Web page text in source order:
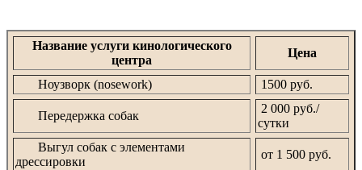
Название услуги кинологического
центра
Цена
Ноузворк (nosework) 1500 руб.
Передержка собак
2 000 руб./
сутки
Выгул собак с элементами
дрессировки
от 1 500 руб.